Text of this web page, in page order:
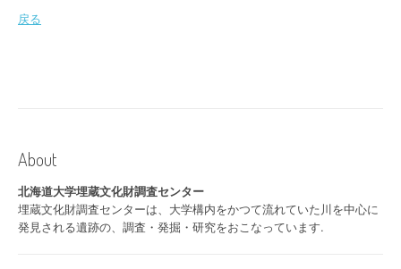
戻る
About
北海道大学埋蔵文化財調査センター
埋蔵文化財調査センターは、大学構内をかつて流れていた川を中心に
発見される遺跡の、調査・発掘・研究をおこなっています.